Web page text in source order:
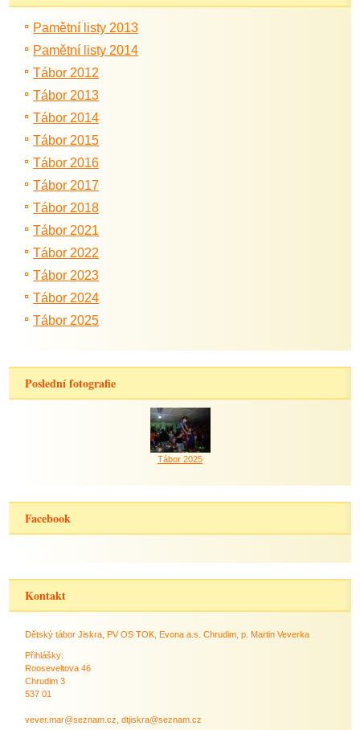
Pamětní listy 2013
Pamětní listy 2014
Tábor 2012
Tábor 2013
Tábor 2014
Tábor 2015
Tábor 2016
Tábor 2017
Tábor 2018
Tábor 2021
Tábor 2022
Tábor 2023
Tábor 2024
Tábor 2025
Poslední fotografie
Tábor 2025
Facebook
Kontakt
Dětský tábor Jiskra, PV OS TOK, Evona a.s. Chrudim, p. Martin Veverka
Přihlášky:
Rooseveltova 46
Chrudim 3
537 01
vever.mar@seznam.cz, dtjiskra@seznam.cz